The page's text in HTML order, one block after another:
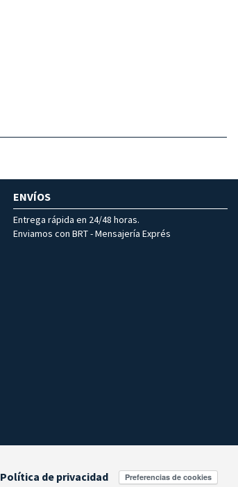
ENVÍOS
Entrega rápida en 24/48 horas.
Enviamos con BRT - Mensajería Exprés
Política de privacidad Preferencias de cookies